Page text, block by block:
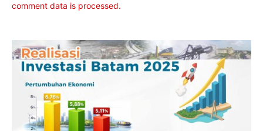
comment data is processed.